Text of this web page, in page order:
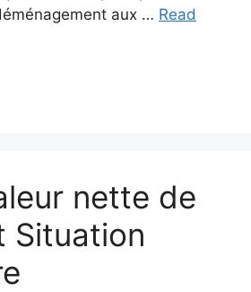
aux … Read
nette de
Situation